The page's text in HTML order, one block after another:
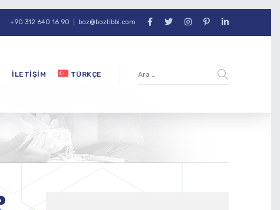
+90 312 640 16 90 boz@boztibbi.com
İLETIŞIM TÜRKÇE